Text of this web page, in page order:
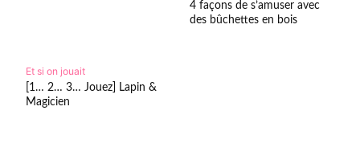
Et si on jouait
[1… 2… 3… Jouez] Lapin &
Magicien
4 façons de s’amuser avec
des bûchettes en bois